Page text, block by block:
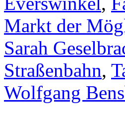
Markt der
Sarah
Straßenbahn,
Wolfgang